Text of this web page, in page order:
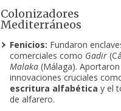
Colonizadores
Mediterráneos
Fenicios: Fundaron
comerciales como Gadir
Malaka (Málaga). Aportaron
innovaciones cruciales
escritura alfabética y el
de alfarero.